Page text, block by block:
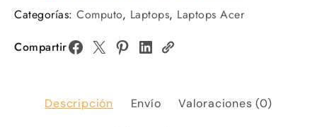
Categorías: Computo, Laptops, Laptops Acer
Compartir
Descripción Envío Valoraciones (0)